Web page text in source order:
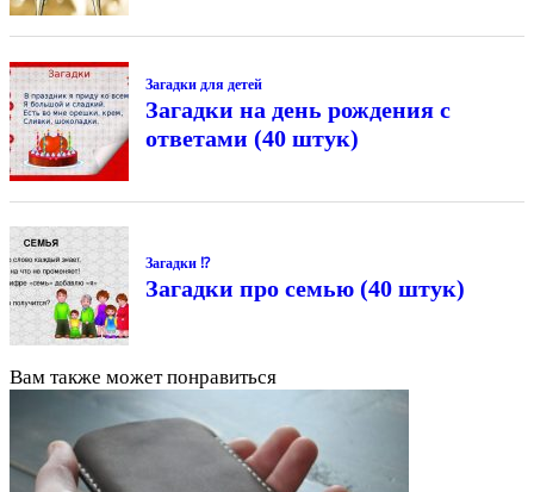
Загадки для детей
Загадки на день рождения с
ответами (40 штук)
Загадки ⁉
Загадки про семью (40 штук)
Вам также может понравиться